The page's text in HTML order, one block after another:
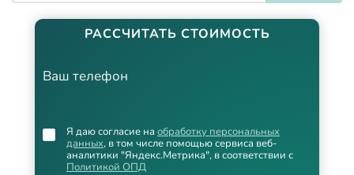
РАССЧИТАТЬ СТОИМОСТЬ
Ваш телефон
Я даю согласие на обработку персональных
данных, в том числе помощью сервиса веб-
аналитики "Яндекс.Метрика", в соответствии с
Политикой ОПД